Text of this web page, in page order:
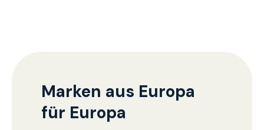
Marken aus Europa
für Europa